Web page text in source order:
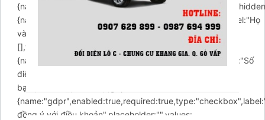
{name:"name",enabled:true,required:false,type:"text",label:"Họ
và Tên",placeholder:"Nhập tên của bạn",values:
[],value:"",},phone:
{name:"phone",enabled:true,required:true,type:"tel",label:"Số
điện thoại",placeholder:"Nhập số điện thoại của
bạn",values:[],value:"",},gdpr:
đồng ý với điều khoản",placeholder:"",values: